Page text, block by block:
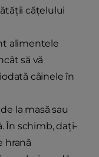
cățelului
alimentele
să vă
câinele în
la masă sau
În schimb, dați-
hrană